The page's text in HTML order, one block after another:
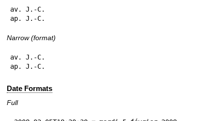
av. J.-C.
ap. J.-C.
Narrow (format)
av. J.-C.
ap. J.-C.
Date Formats
Full